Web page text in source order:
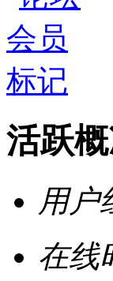
活跃
用户
在线